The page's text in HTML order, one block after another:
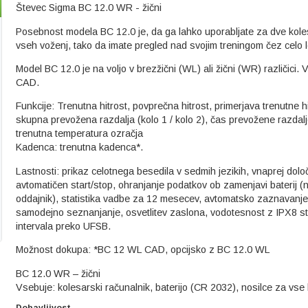
Števec Sigma BC 12.0 WR - žični
Posebnost modela BC 12.0 je, da ga lahko uporabljate za dve
vseh voženj, tako da imate pregled nad svojim treningom čez celo
Model BC 12.0 je na voljo v brezžični (WL) ali žični (WR) različici.
CAD.
Funkcije: Trenutna hitrost, povprečna hitrost, primerjava trenutne
skupna prevožena razdalja (kolo 1 / kolo 2), čas prevožene
trenutna temperatura ozračja
Kadenca: trenutna kadenca*.
Lastnosti: prikaz celotnega besedila v sedmih jezikih, vnaprej
avtomatičen start/stop, ohranjanje podatkov ob zamenjavi baterij
oddajnik), statistika vadbe za 12 mesecev, avtomatsko
samodejno seznanjanje, osvetlitev zaslona, vodotesnost z IPX8
intervala preko UFSB.
Možnost dokupa: *BC 12 WL CAD, opcijsko z BC 12.0 WL
BC 12.0 WR – žični
Vsebuje: kolesarski računalnik, baterijo (CR 2032), nosilce za